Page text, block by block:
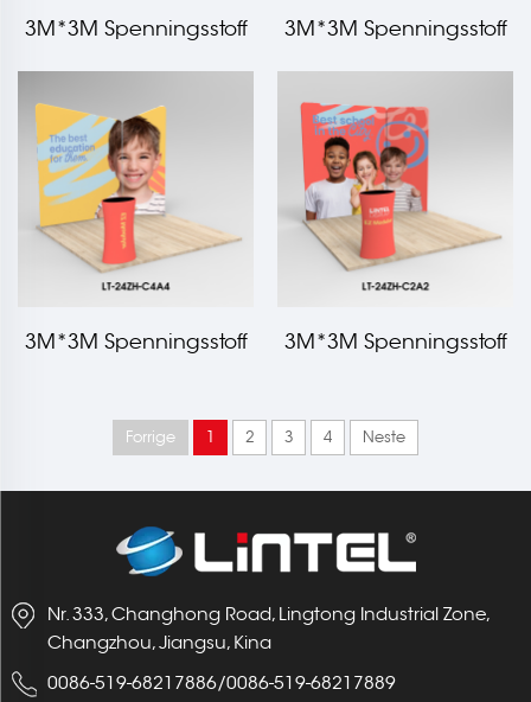
3M*3M Spenningsstoff
3M*3M Spenningsstoff
C5A4C4
3M*3M Spenningsstoff
3M*3M Spenningsstoff
Forrige 1 2 3 4 Neste
Nr. 333, Changhong Road, Lingtong Industrial Zone,
Changzhou, Jiangsu, Kina
0086-519-68217886/0086-519-68217889